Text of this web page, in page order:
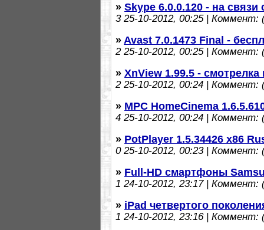
» Skype 6.0.0.120 - на
325-10-2012, 00:25 | Коммент:
» Avast 7.0.1473 Final -
225-10-2012, 00:25 | Коммент:
» XnView 1.99.5 - смотрелка
225-10-2012, 00:24 | Коммент:
» MPC HomeCinema
4 25-10-2012, 00:24 | Коммент:
» PotPlayer 1.5.34426 x86
025-10-2012, 00:23 | Коммент:
» Full-HD смартфоны
1 24-10-2012, 23:17 | Коммент:
» iPad четвертого
1 24-10-2012, 23:16 | Коммент: